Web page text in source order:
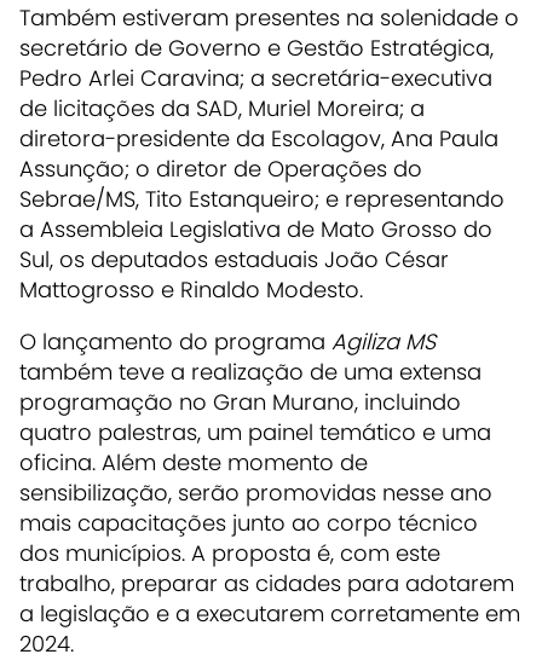
Também estiveram presentes na solenidade o
secretário de Governo e Gestão Estratégica,
Pedro Arlei Caravina; a secretária-executiva
de licitações da SAD, Muriel Moreira; a
diretora-presidente da Escolagov, Ana Paula
Assunção; o diretor de Operações do
Sebrae/MS, Tito Estanqueiro; e representando
a Assembleia Legislativa de Mato Grosso do
Sul, os deputados estaduais João César
Mattogrosso e Rinaldo Modesto.
O lançamento do programa Agiliza MS
também teve a realização de uma extensa
programação no Gran Murano, incluindo
quatro palestras, um painel temático e uma
oficina. Além deste momento de
sensibilização, serão promovidas nesse ano
mais capacitações junto ao corpo técnico
dos municípios. A proposta é, com este
trabalho, preparar as cidades para adotarem
a legislação e a executarem corretamente em
2024.